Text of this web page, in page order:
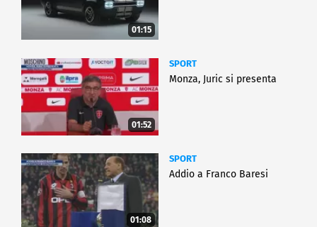
01:15
01:52
SPORT
Monza, Juric si presenta
01:08
SPORT
Addio a Franco Baresi